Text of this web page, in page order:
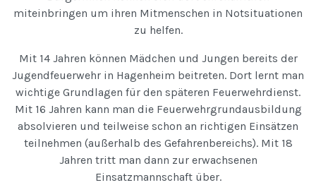
miteinbringen um ihren Mitmenschen in Notsituationen
zu helfen.
Mit 14 Jahren können Mädchen und Jungen bereits der
Jugendfeuerwehr in Hagenheim beitreten. Dort lernt man
wichtige Grundlagen für den späteren Feuerwehrdienst.
Mit 16 Jahren kann man die Feuerwehrgrundausbildung
absolvieren und teilweise schon an richtigen Einsätzen
teilnehmen (außerhalb des Gefahrenbereichs). Mit 18
Jahren tritt man dann zur erwachsenen
Einsatzmannschaft über.